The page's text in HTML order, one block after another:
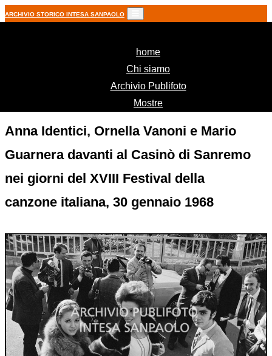
ARCHIVIO STORICO INTESA SANPAOLO
home(current)
Chi siamo
Archivio Publifoto
Mostre
Anna Identici, Ornella Vanoni e Mario
Guarnera davanti al Casinò di Sanremo
nei giorni del XVIII Festival della
canzone italiana, 30 gennaio 1968